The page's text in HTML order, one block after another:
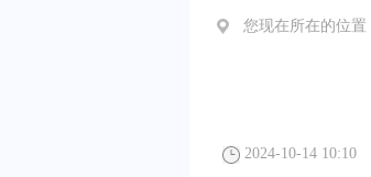
您现在所在的位置
2024-10-14 10:10